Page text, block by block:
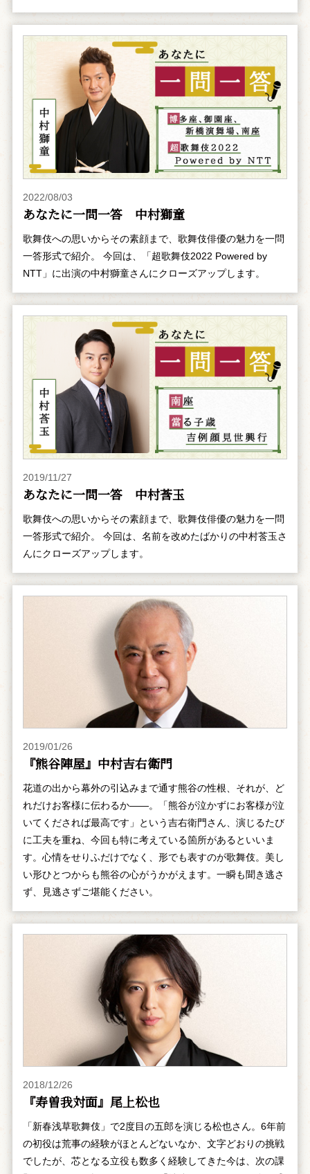
2022/08/03
あなたに一問一答 中村獅童
歌舞伎への思いからその素顔まで、歌舞伎俳優の魅力を一問
一答形式で紹介。 今回は、「超歌舞伎2022 Powered by
NTT」に出演の中村獅童さんにクローズアップします。
2019/11/27
あなたに一問一答 中村莟玉
歌舞伎への思いからその素顔まで、歌舞伎俳優の魅力を一問
一答形式で紹介。 今回は、名前を改めたばかりの中村莟玉さ
んにクローズアップします。
2019/01/26
『熊谷陣屋』中村吉右衛門
花道の出から幕外の引込みまで通す熊谷の性根、それが、ど
れだけお客様に伝わるか――。「熊谷が泣かずにお客様が泣
いてくだされば最高です」という吉右衛門さん、演じるたび
に工夫を重ね、今回も特に考えている箇所があるといいま
す。心情をせりふだけでなく、形でも表すのが歌舞伎。美し
い形ひとつからも熊谷の心がうかがえます。一瞬も聞き逃さ
ず、見逃さずご堪能ください。
2018/12/26
『寿曽我対面』尾上松也
「新春浅草歌舞伎」で2度目の五郎を演じる松也さん。6年前
の初役は荒事の経験がほとんどないなか、文字どおりの挑戦
でしたが、芯となる立役も数多く経験してきた今は、次の課